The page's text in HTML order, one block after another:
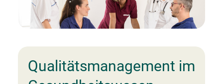
Partner